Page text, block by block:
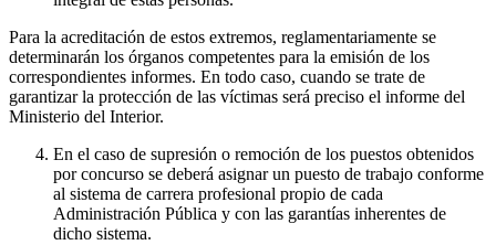
Para la acreditación de estos extremos, reglamentariamente se
determinarán los órganos competentes para la emisión de los
correspondientes informes. En todo caso, cuando se trate de
garantizar la protección de las víctimas será preciso el informe del
Ministerio del Interior.
En el caso de supresión o remoción de los puestos obtenidos
por concurso se deberá asignar un puesto de trabajo conforme
al sistema de carrera profesional propio de cada
Administración Pública y con las garantías inherentes de
dicho sistema.